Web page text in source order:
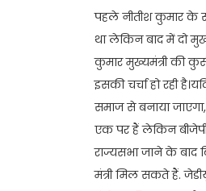
पहले नीतीश कुमार के
था लेकिन बाद में दो
कुमार मुख्यमंत्री की
इसकी चर्चा हो रही
समाज से बनाया
एक पर हैं लेकिन
राज्यसभा जाने के बाद
मंत्री मिल सकते हैं.